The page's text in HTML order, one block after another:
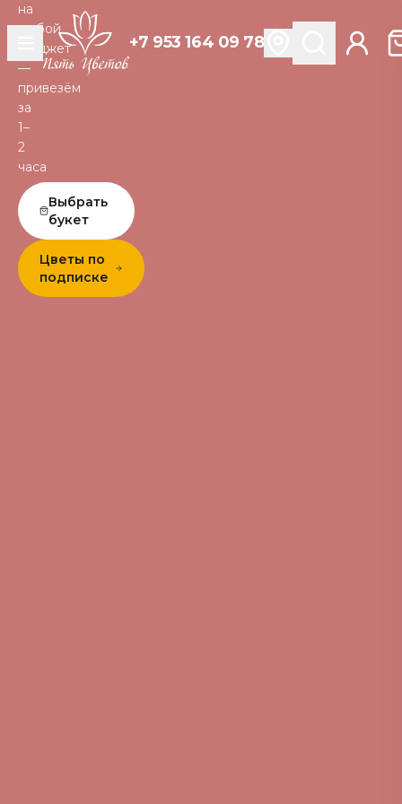
+7 953 164 09 78
на
любой
бюджет
—
привезём
за
1–
2
часа
Выбрать
букет
Цветы по
подписке